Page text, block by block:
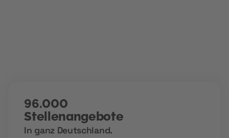
96.000
Stellenangebote
In ganz Deutschland.